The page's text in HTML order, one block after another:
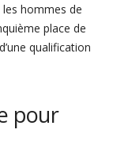
les hommes de
place de
qualification
pour